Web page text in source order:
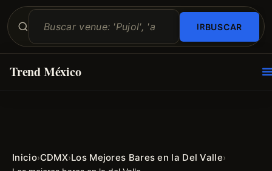
BUSCAR
Trend México
Inicio›CDMX›Los Mejores Bares en la Del Valle›